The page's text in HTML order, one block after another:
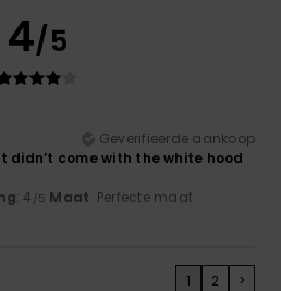
4/5
Geverifieerde aankoop
didn’t come with the white hood
: 4 /5 Maat: Perfecte maat
1 2 >